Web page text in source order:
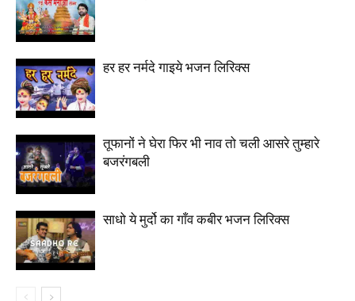
हर हर नर्मदे गाइये भजन लिरिक्स
तूफानों ने घेरा फिर भी नाव तो चली आसरे तुम्हारे
बजरंगबली
साधो ये मुर्दो का गाँव कबीर भजन लिरिक्स